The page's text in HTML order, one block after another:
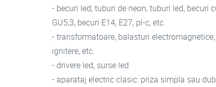
- becuri led, tuburi de neon, tuburi led, becuri
GU5,3, becuri E14, E27, pl-c, etc.
- transformatoare, balasturi
ignitere, etc.
- drivere led, surse led
- aparataj electric clasic: priza simpla sau